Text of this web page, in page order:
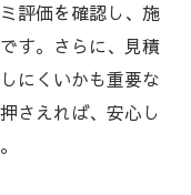
評価を確認し、施
す。さらに、見積
にくいかも重要な
さえれば、安心し